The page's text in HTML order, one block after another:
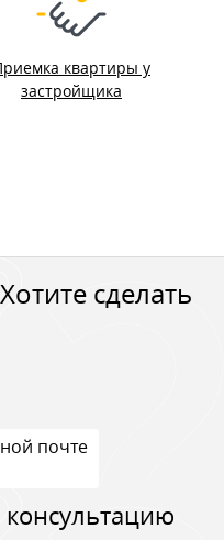
квартиры у
застройщика
сделать
почте